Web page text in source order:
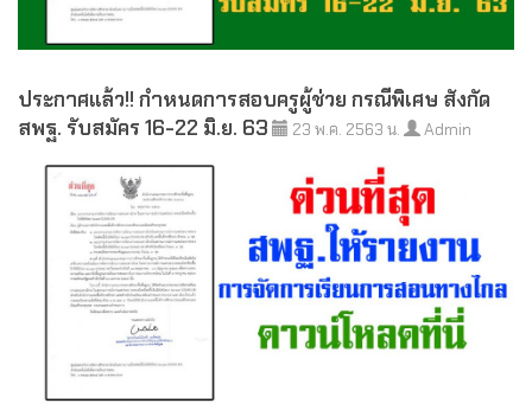
ประกาศแล้ว!! กำหนดการสอบครูผู้ช่วย กรณีพิเศษ สังกัด
สพฐ. รับสมัคร 16-22 มิ.ย. 63
23 พ.ค. 2563 น. Admin